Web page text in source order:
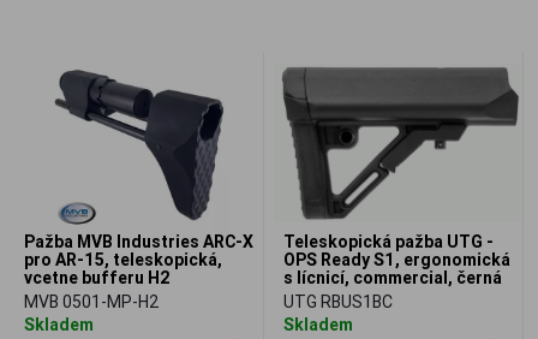
Pažba MVB Industries ARC-X
pro AR-15, teleskopická,
vcetne bufferu H2
MVB 0501-MP-H2
Skladem
Teleskopická pažba UTG -
OPS Ready S1, ergonomická
s lícnicí, commercial, černá
UTG RBUS1BC
Skladem